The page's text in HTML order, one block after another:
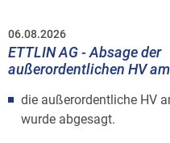
06.08.2026
ETTLIN AG - Absage der
außerordentlichen HV
die außerordentliche HV
wurde abgesagt.